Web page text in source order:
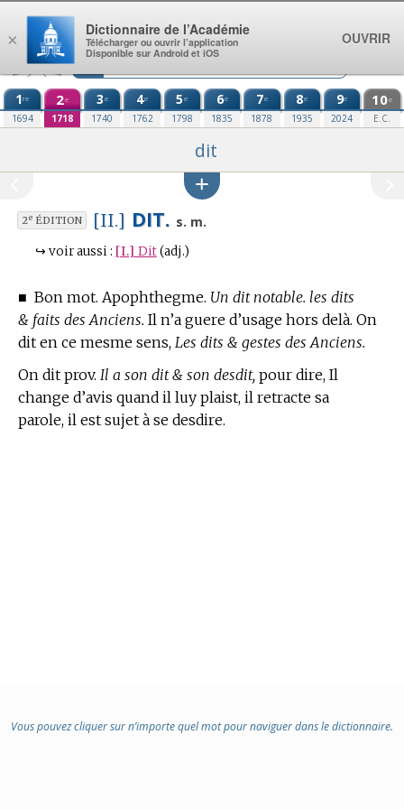
Aller au contenu
1re
1694
2e
1718
3e
1740
4e
1762
5e
1798
6e
1835
7e
1878
8e
1935
9e
2024
10e
E.C.
dit
2eÉDITION [II.] DIT. s. m.
↪ voir aussi : [I.] Dit (adj.)
■ Bon mot. Apophthegme. Un dit notable. les dits
& faits des Anciens. Il n’a guere d’usage hors delà. On
dit en ce mesme sens, Les dits & gestes des Anciens.
On dit prov. Il a son dit & son desdit, pour dire, Il
change d’avis quand il luy plaist, il retracte sa
parole, il est sujet à se desdire.
Vous pouvez cliquer sur n’importe quel mot pour naviguer dans le dictionnaire.
×
Dictionnaire de l’Académie
Télécharger ou ouvrir l’application
Disponible sur Android et iOS
OUVRIR